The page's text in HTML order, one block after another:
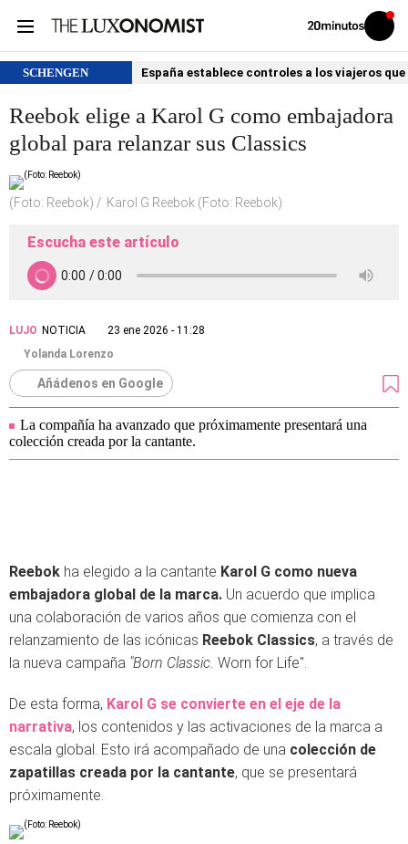
Volver
Iniciar
sesión
SCHENGEN España establece controles a los viajeros
Reebok elige a Karol G como embajadora
global para relanzar sus Classics
(Foto: Reebok) Karol G Reebok (Foto: Reebok)
Escucha este artículo
LUJO NOTICIA
23 ene 2026 - 11:28
Yolanda Lorenzo
Añádenos en Google
La compañía ha avanzado que próximamente presentará una
colección creada por la cantante.
Reebok ha elegido a la cantante Karol G como nueva
embajadora global de la marca. Un acuerdo que implica
una colaboración de varios años que comienza con el
relanzamiento de las icónicas Reebok Classics, a través de
la nueva campaña "Born Classic. Worn for Life".
De esta forma, Karol G se convierte en el eje de la
narrativa, los contenidos y las activaciones de la marca a
escala global. Esto irá acompañado de una colección de
zapatillas creada por la cantante, que se presentará
próximamente.